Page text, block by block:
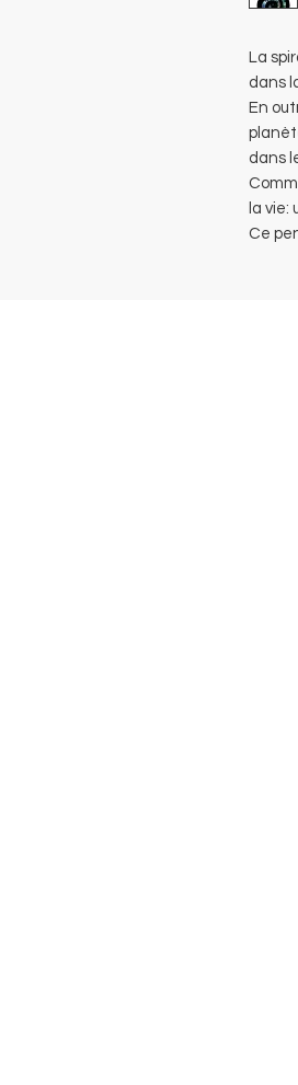
La
dans
En
dans
la
Ce